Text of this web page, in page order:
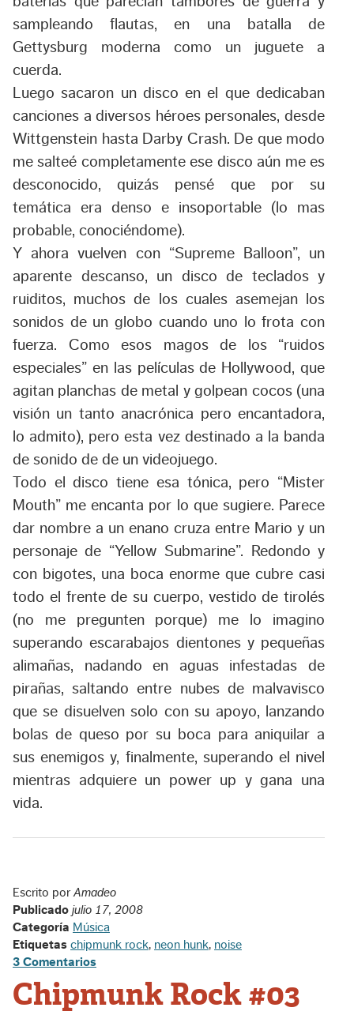
sampleando flautas, en una batalla de
Gettysburg moderna como un juguete a
cuerda.
Luego sacaron un disco en el que dedicaban
canciones a diversos héroes personales, desde
Wittgenstein hasta Darby Crash. De que modo
me salteé completamente ese disco aún me es
desconocido, quizás pensé que por su
temática era denso e insoportable (lo mas
probable, conociéndome).
Y ahora vuelven con “Supreme Balloon”, un
aparente descanso, un disco de teclados y
ruiditos, muchos de los cuales asemejan los
sonidos de un globo cuando uno lo frota con
fuerza. Como esos magos de los “ruidos
especiales” en las películas de Hollywood, que
agitan planchas de metal y golpean cocos (una
visión un tanto anacrónica pero encantadora,
lo admito), pero esta vez destinado a la banda
de sonido de de un videojuego.
Todo el disco tiene esa tónica, pero “Mister
Mouth” me encanta por lo que sugiere. Parece
dar nombre a un enano cruza entre Mario y un
personaje de “Yellow Submarine”. Redondo y
con bigotes, una boca enorme que cubre casi
todo el frente de su cuerpo, vestido de tirolés
(no me pregunten porque) me lo imagino
superando escarabajos dientones y pequeñas
alimañas, nadando en aguas infestadas de
pirañas, saltando entre nubes de malvavisco
que se disuelven solo con su apoyo, lanzando
bolas de queso por su boca para aniquilar a
sus enemigos y, finalmente, superando el nivel
mientras adquiere un power up y gana una
vida.
Escrito porAmadeo
Publicado julio 17, 2008
Categoría Música
Etiquetas chipmunk rock, neon hunk, noise
3 Comentarios
Chipmunk Rock #03